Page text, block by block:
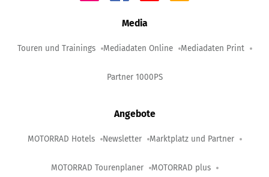
Media
Touren und Trainings Mediadaten Online Mediadaten Print
Partner 1000PS
Angebote
MOTORRAD Hotels Newsletter Marktplatz und Partner
MOTORRAD Tourenplaner MOTORRAD plus